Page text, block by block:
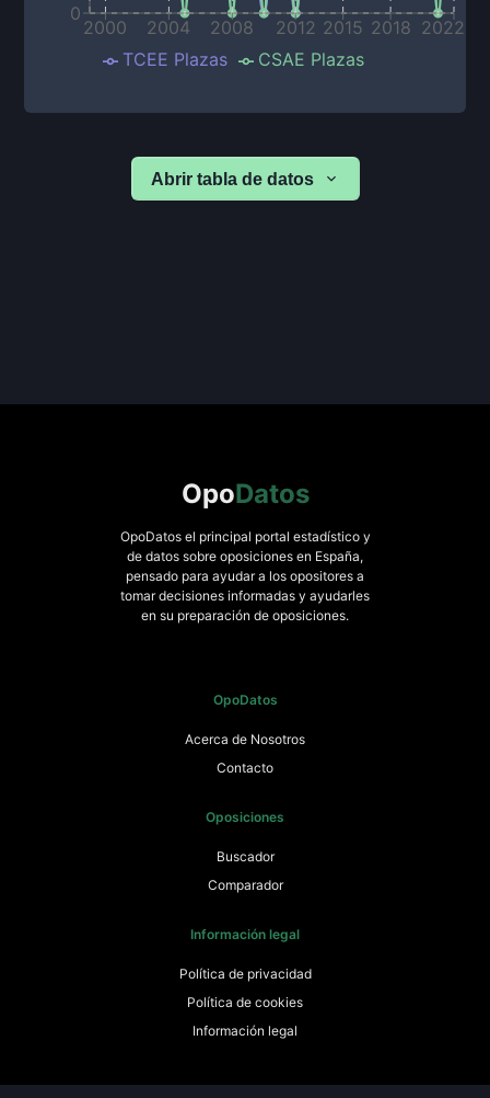
2000 2004 2008 2012 2015 2018 2022
0
TCEE Plazas CSAE Plazas
Abrir tabla de datos
OpoDatos
OpoDatos el principal portal estadístico y
de datos sobre oposiciones en España,
pensado para ayudar a los opositores a
tomar decisiones informadas y ayudarles
en su preparación de oposiciones.
OpoDatos
Acerca de Nosotros
Contacto
Oposiciones
Buscador
Comparador
Información legal
Política de privacidad
Política de cookies
Información legal